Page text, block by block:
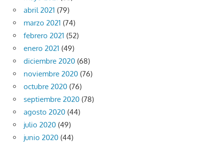
abril 2021 (79)
marzo 2021 (74)
febrero 2021 (52)
enero 2021 (49)
diciembre 2020 (68)
noviembre 2020 (76)
octubre 2020 (76)
septiembre 2020 (78)
agosto 2020 (44)
julio 2020 (49)
junio 2020 (44)